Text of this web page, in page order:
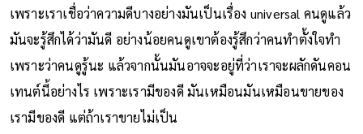
เพราะเราเชื่อว่าความดีบางอย่างมันเป็นเรื่อง universal คนดูแล้ว
มันจะรู้สึกได้ว่ามันดี อย่างน้อยคนดูเขาต้องรู้สึกว่าคนทำตั้งใจทำ
เพราะว่าคนดูรู้นะ แล้วจากนั้นมันอาจจะอยู่ที่ว่าเราจะผลักดันคอน
เทนต์นี้อย่างไร เพราะเรามีของดี มันเหมือนมันเหมือนขายของ
เรามีของดี แต่ถ้าเราขายไม่เป็น